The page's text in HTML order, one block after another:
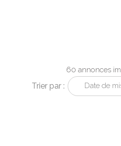
60 annonces
Trier par : Date de